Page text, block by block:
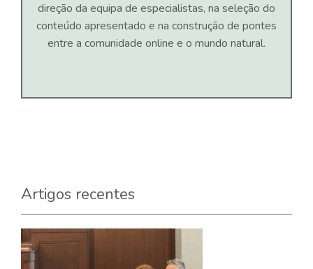
direção da equipa de especialistas, na seleção do
conteúdo apresentado e na construção de pontes
entre a comunidade online e o mundo natural.
Artigos recentes